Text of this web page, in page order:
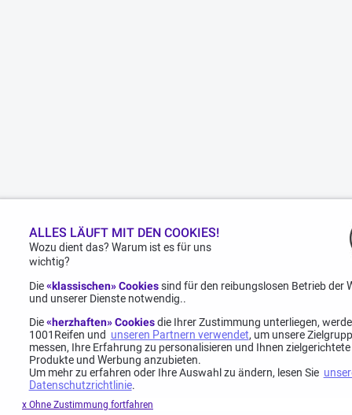
ALLES LÄUFT MIT DEN COOKIES!
Wozu dient das? Warum ist es für uns
wichtig?
Die«klassischen» Cookiessind für den reibungslosen Betrieb der
und unserer Dienste notwendig..
Die«herzhaften» Cookies die Ihrer Zustimmung unterliegen,
1001Reifen und unseren Partnern verwendet, um unsere
messen, Ihre Erfahrung zu personalisieren und Ihnen zielgerichtete
Produkte und Werbung anzubieten.
Um mehr zu erfahren oder Ihre Auswahl zu ändern, lesen Sie
Datenschutzrichtlinie.
x Ohne Zustimmung fortfahren